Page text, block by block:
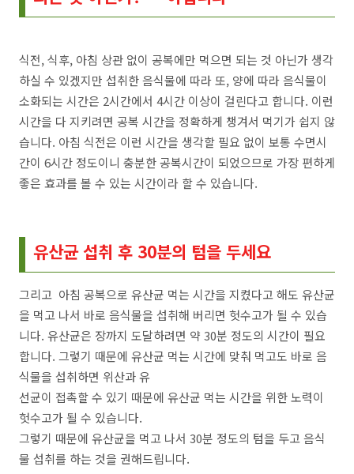
식전, 식후, 아침 상관 없이 공복에만 먹으면 되는 것 아닌가 생각
하실 수 있겠지만 섭취한 음식물에 따라 또, 양에 따라 음식물이
소화되는 시간은 2시간에서 4시간 이상이 걸린다고 합니다. 이런
시간을 다 지키려면 공복 시간을 정확하게 챙겨서 먹기가 쉽지 않
습니다. 아침 식전은 이런 시간을 생각할 필요 없이 보통 수면시
간이 6시간 정도이니 충분한 공복시간이 되었으므로 가장 편하게
좋은 효과를 볼 수 있는 시간이라 할 수 있습니다.
유산균 섭취 후 30분의 텀을 두세요
그리고 아침 공복으로 유산균 먹는 시간을 지켰다고 해도 유산균
을 먹고 나서 바로 음식물을 섭취해 버리면 헛수고가 될 수 있습
니다. 유산균은 장까지 도달하려면 약 30분 정도의 시간이 필요
합니다. 그렇기 때문에 유산균 먹는 시간에 맞춰 먹고도 바로 음
식물을 섭취하면 위산과 유
선균이 접촉할 수 있기 때문에 유산균 먹는 시간을 위한 노력이
헛수고가 될 수 있습니다.
그렇기 때문에 유산균을 먹고 나서 30분 정도의 텀을 두고 음식
물 섭취를 하는 것을 권해드립니다.